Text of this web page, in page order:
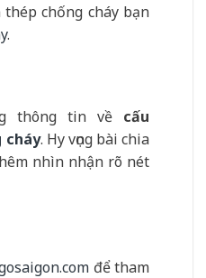
chống cháy bạn
.
thông tin về cấu
cháy. Hy vọng bài chia
nhìn nhận rõ nét
để tham